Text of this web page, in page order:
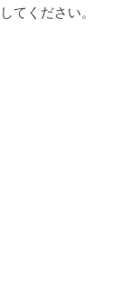
てください。